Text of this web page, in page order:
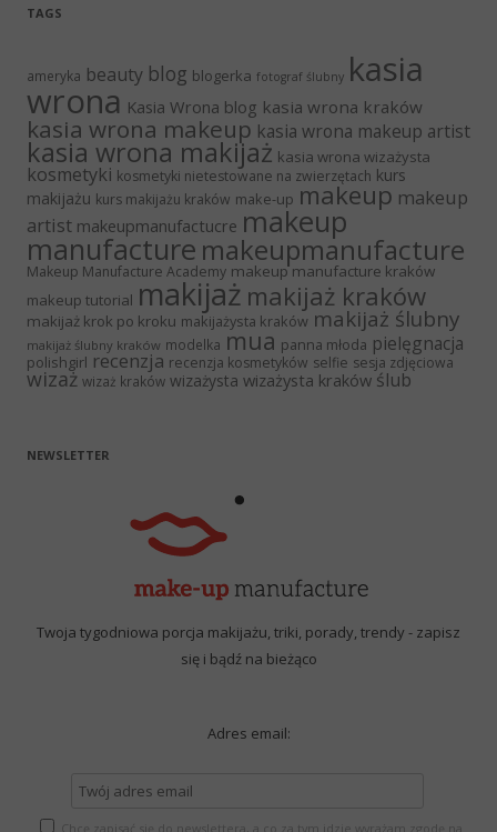
TAGS
ameryka beauty blog blogerka fotograf ślubny kasia
wrona Kasia Wrona blog kasia wrona kraków
kasia wrona makeup kasia wrona makeup artist
kasia wrona makijaż kasia wrona wizażysta
kosmetyki kosmetyki nietestowane na zwierzętach kurs
makijażu kurs makijażu kraków make-up makeup makeup
artist makeupmanufactucre makeup
manufacture makeupmanufacture
Makeup Manufacture Academy makeup manufacture kraków
makeup tutorial makijaż makijaż kraków
makijaż krok po kroku makijażysta kraków makijaż ślubny
makijaż ślubny kraków modelka mua panna młoda pielęgnacja
polishgirl recenzja recenzja kosmetyków selfie sesja zdjęciowa
wizaż wizaż kraków wizażysta wizażysta kraków ślub
NEWSLETTER
Twoja tygodniowa porcja makijażu, triki, porady, trendy - zapisz
się i bądź na bieżąco
Adres email:
Chcę zapisać się do newslettera, a co za tym idzie wyrażam zgodę na